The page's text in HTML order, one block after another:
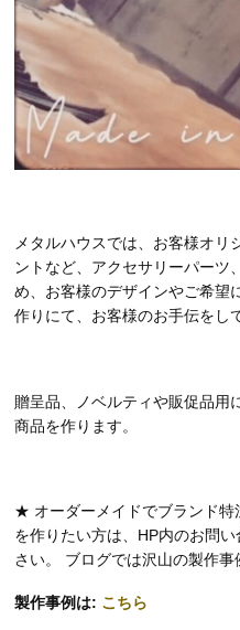
メタルハウスでは、お客様オ
ントなど、アクセサリーパーツ
め、お客様のデザインやご希望
作りにて、お客様のお手伝をし
贈呈品、ノベルティや販促品用
商品を作ります。
★ オーダーメイドでブランド特
を作りたい方は、HP内のお問
さい。 ブログでは沢山の製作
製作事例は: こちら